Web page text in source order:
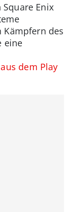
Enix
des
eine
dem Play